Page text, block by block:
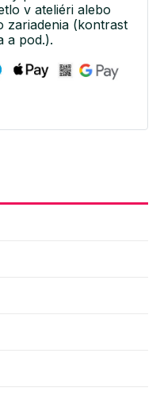
v ateliéri alebo
zariadenia (kontrast
a pod.).